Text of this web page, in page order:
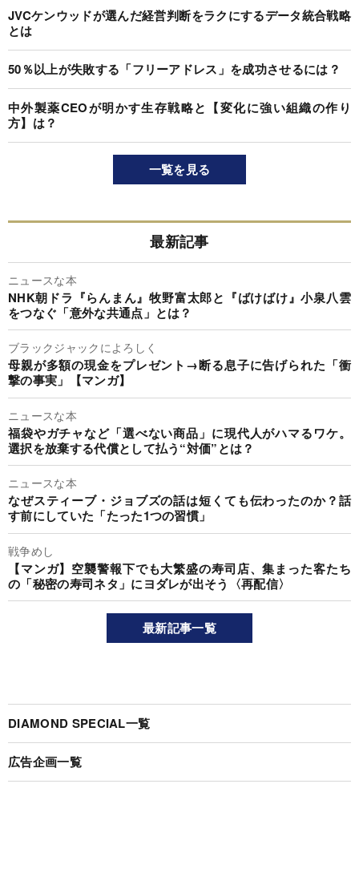
JVCケンウッドが選んだ経営判断をラクにするデータ統合戦略
とは
50％以上が失敗する「フリーアドレス」を成功させるには？
中外製薬CEOが明かす生存戦略と【変化に強い組織の作り
方】は？
一覧を見る
最新記事
ニュースな本
NHK朝ドラ『らんまん』牧野富太郎と『ばけばけ』小泉八雲
をつなぐ「意外な共通点」とは？
ブラックジャックによろしく
母親が多額の現金をプレゼント→断る息子に告げられた「衝
撃の事実」【マンガ】
ニュースな本
福袋やガチャなど「選べない商品」に現代人がハマるワケ。
選択を放棄する代償として払う“対価”とは？
ニュースな本
なぜスティーブ・ジョブズの話は短くても伝わったのか？話
す前にしていた「たった1つの習慣」
戦争めし
【マンガ】空襲警報下でも大繁盛の寿司店、集まった客たち
の「秘密の寿司ネタ」にヨダレが出そう〈再配信〉
最新記事一覧
DIAMOND SPECIAL一覧
広告企画一覧